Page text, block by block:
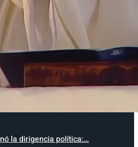
la dirigencia política:…